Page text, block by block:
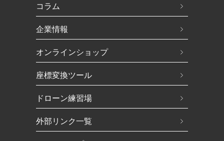
コラム
企業情報
オンラインショップ
座標変換ツール
ドローン練習場
外部リンク一覧